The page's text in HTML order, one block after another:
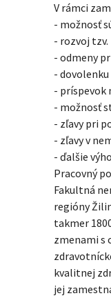
V rámci
- možnosť
- rozvoj
- odmeny
- dovolenku
- príspevok
- možnosť
- zľavy pri
- zľavy v
- ďalšie
Pracovný
Fakultná
regióny
takmer
zmenami s
kvalitnej
jej